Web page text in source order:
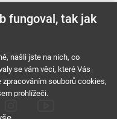
Reklama
Cookies Kariéra
fungoval, tak jak
našli jste na nich, co
se vám věci, které Vás
souborů cookies,
prohlížeči.